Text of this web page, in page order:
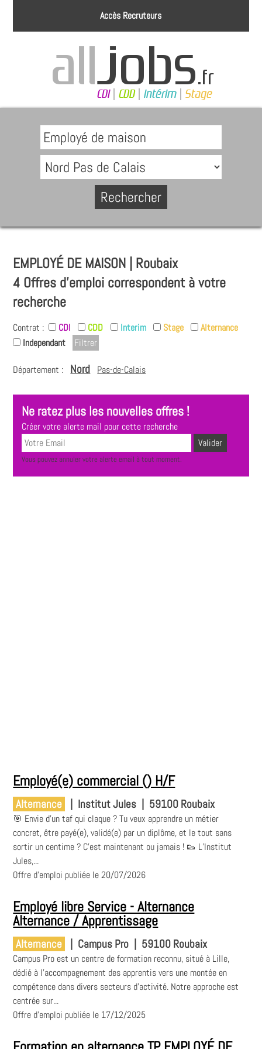
Accès Recruteurs
EMPLOYÉ DE MAISON | Roubaix
4 Offres d'emploi correspondent à votre
recherche
Contrat : CDI CDD Interim Stage
Alternance
Independant
Département : Nord Pas-de-Calais
Ne ratez plus les nouvelles offres !
Créer votre alerte mail pour cette recherche
Vous pouvez annuler votre alerte email à tout moment.
Employé(e) commercial () H/F
Alternance | Institut Jules | 59100 Roubaix
🎯 Envie d’un taf qui claque ? Tu veux apprendre un métier
concret, être payé(e), validé(e) par un diplôme, et le tout sans
sortir un centime ? C’est maintenant ou jamais ! 👟 L’Institut
Jules,...
Offre d'emploi publiée le 20/07/2026
Employé libre Service - Alternance
Alternance / Apprentissage
Alternance | Campus Pro | 59100 Roubaix
Campus Pro est un centre de formation reconnu, situé à Lille,
dédié à l'accompagnement des apprentis vers une montée en
compétence dans divers secteurs d'activité. Notre approche est
centrée sur...
Offre d'emploi publiée le 17/12/2025